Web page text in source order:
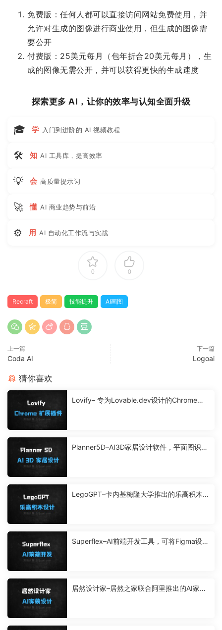
免费版：任何人都可以直接访问网站免费使用，并
允许对生成的图像进行商业使用，但生成的图像需
要公开
付费版：25美元每月（包年折合20美元每月），生
成的图像无需公开，并可以获得更快的生成速度
探索更多 AI，让你的效率与认知全面升级
🎓 学 入门到进阶的 AI 视频教程
🛠 知 AI 工具库，提高效率
💡 会 高质量提示词
🚀 懂 AI 商业趋势与前沿
⚙ 用 AI 自动化工作流与实战
0 0
Recraft 极简 技能提升 AI画图
上一篇
Coda AI
下一篇
Logoai
猜你喜欢
Lovify– 专为Lovable.dev设计的Chrome扩
Planner5D–AI3D家居设计软件，平面图识别
LegoGPT–卡内基梅隆大学推出的乐高积木设
Superflex–AI前端开发工具，可将Figma设计
居然设计家–居然之家联合阿里推出的AI家装